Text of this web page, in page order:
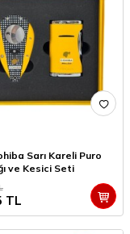
Sarı Kareli Puro
ve Kesici Seti
TL